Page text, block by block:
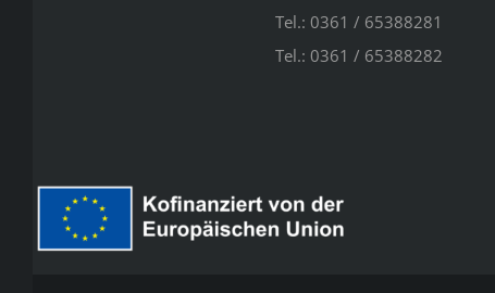
Tel.: 0361 / 65388281
Tel.: 0361 / 65388282